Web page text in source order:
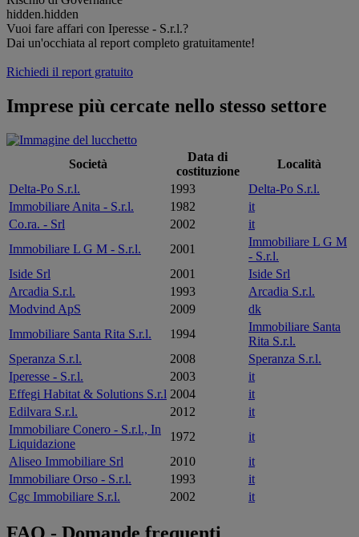
hidden.hidden
Vuoi fare affari con Iperesse - S.r.l.?
Dai un'occhiata al report completo gratuitamente!
Richiedi il report gratuito
Imprese più cercate nello stesso settore
Società
Data di
costituzione
Località
Delta-Po S.r.l.
1993
Delta-Po S.r.l.
Immobiliare Anita - S.r.l.
1982
it
Co.ra. - Srl
2002
it
Immobiliare L G M - S.r.l.
2001
Immobiliare L G M
- S.r.l.
Iside Srl
2001
Iside Srl
Arcadia S.r.l.
1993
Arcadia S.r.l.
Modvind ApS
2009
dk
Immobiliare Santa Rita S.r.l.
1994
Immobiliare Santa
Rita S.r.l.
Speranza S.r.l.
2008
Speranza S.r.l.
Iperesse - S.r.l.
2003
it
Effegi Habitat & Solutions S.r.l 2004
it
Edilvara S.r.l.
2012
it
Immobiliare Conero - S.r.l., In
Liquidazione
1972
it
Aliseo Immobiliare Srl
2010
it
Immobiliare Orso - S.r.l.
1993
it
Cgc Immobiliare S.r.l.
2002 it